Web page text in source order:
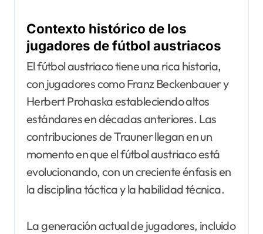
Contexto histórico de los
jugadores de fútbol austriacos
El fútbol austriaco tiene una rica historia,
con jugadores como Franz Beckenbauer y
Herbert Prohaska estableciendo altos
estándares en décadas anteriores. Las
contribuciones de Trauner llegan en un
momento en que el fútbol austriaco está
evolucionando, con un creciente énfasis en
la disciplina táctica y la habilidad técnica.
La generación actual de jugadores, incluido